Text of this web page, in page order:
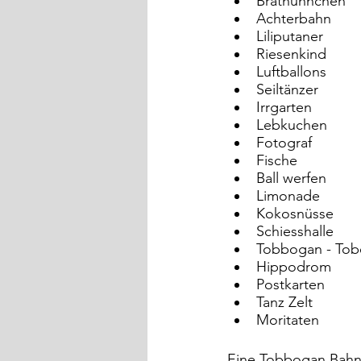
Achterbahn
Liliputaner
Riesenkind
Luftballons
Seiltänzer
Irrgarten
Lebkuchen
Fotograf
Fische
Ball werfen
Limonade
Kokosnüsse
Schiesshalle
Tobbogan -
Hippodrom
Postkarten
Tanz Zelt
Moritaten